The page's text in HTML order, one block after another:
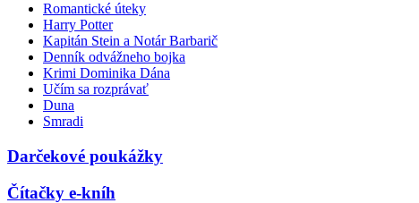
Romantické úteky
Harry Potter
Kapitán Stein a Notár Barbarič
Denník odvážneho bojka
Krimi Dominika Dána
Učím sa rozprávať
Duna
Smradi
Darčekové poukážky
Čítačky e-kníh